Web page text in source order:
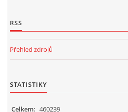
RSS
Přehled zdrojů
STATISTIKY
Celkem: 460239